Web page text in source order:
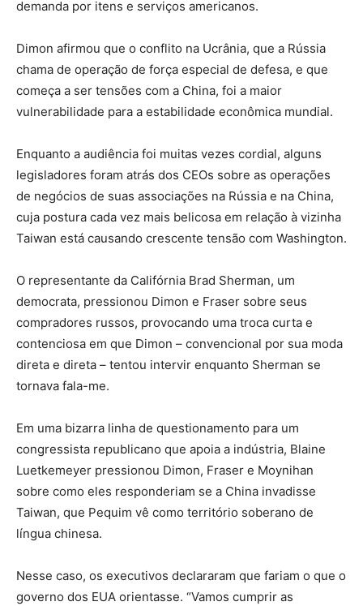
demanda por itens e serviços americanos.
Dimon afirmou que o conflito na Ucrânia, que a Rússia
chama de operação de força especial de defesa, e que
começa a ser tensões com a China, foi a maior
vulnerabilidade para a estabilidade econômica mundial.
Enquanto a audiência foi muitas vezes cordial, alguns
legisladores foram atrás dos CEOs sobre as operações
de negócios de suas associações na Rússia e na China,
cuja postura cada vez mais belicosa em relação à vizinha
Taiwan está causando crescente tensão com Washington.
O representante da Califórnia Brad Sherman, um
democrata, pressionou Dimon e Fraser sobre seus
compradores russos, provocando uma troca curta e
contenciosa em que Dimon – convencional por sua moda
direta e direta – tentou intervir enquanto Sherman se
tornava fala-me.
Em uma bizarra linha de questionamento para um
congressista republicano que apoia a indústria, Blaine
Luetkemeyer pressionou Dimon, Fraser e Moynihan
sobre como eles responderiam se a China invadisse
Taiwan, que Pequim vê como território soberano de
língua chinesa.
Nesse caso, os executivos declararam que fariam o que o
governo dos EUA orientasse. “Vamos cumprir as